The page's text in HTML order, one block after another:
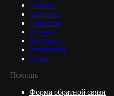
Оплата
Доставка
Гарантия
Возврат
Контакты
Реквизиты
О нас
Помощь
Форма обратной связи